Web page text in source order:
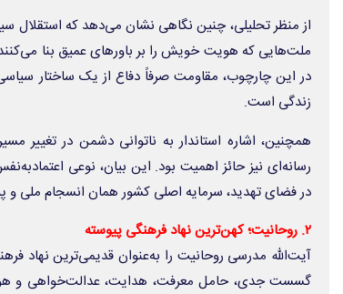
از منظر تحلیلی، چنین نگاهی نشان می‌دهد که استقلال
ملت‌هایی که هویت خویش را بر باورهای عمیق بنا
در این چارچوب، مقاومت صرفاً دفاع از یک ساختار
زندگی است.
همچنین، اشاره استاندار به ناتوانی دشمن در تغییر
رسانه‌ای نیز حائز اهمیت بود. این بیان، نوعی
در فضای تهدید، سرمایه اصلی کشور همان انسجام ملی و
۲. روحانیت؛ کهن‌ترین نهاد فرهنگی پیوسته
آیت‌الله مدرسی روحانیت را به‌عنوان قدیمی‌ترین نهاد
گسست جدی، حامل معرفت، هدایت، عدالت‌خواهی و